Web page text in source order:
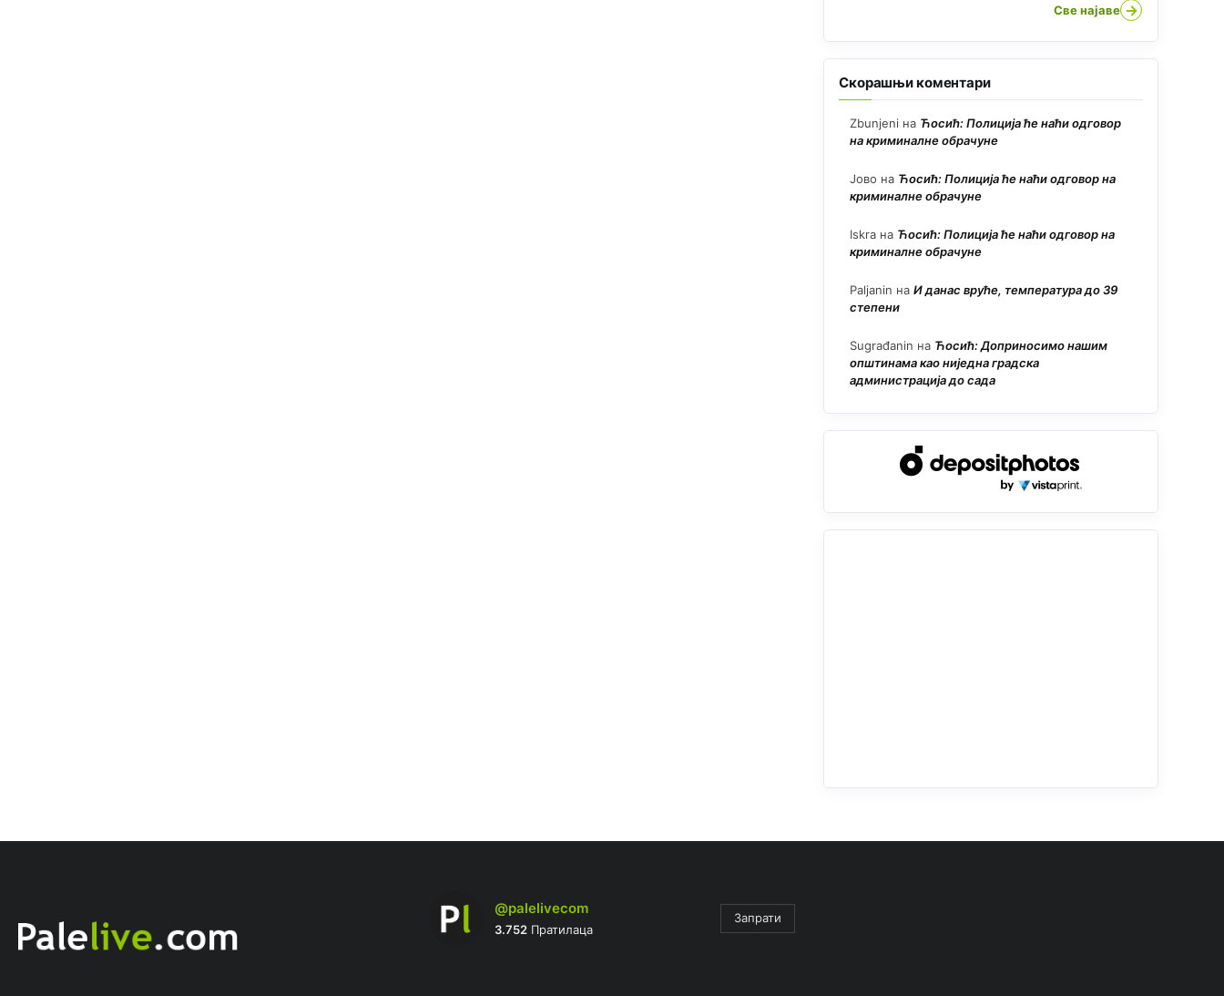
Све најаве →
Скорашњи коментари
Zbunjeni на Ћосић: Полиција ће наћи одговор
на криминалне обрачуне
Јово на Ћосић: Полиција ће наћи одговор на
криминалне обрачуне
Iskra на Ћосић: Полиција ће наћи одговор на
криминалне обрачуне
Paljanin на И данас вруће, температура до 39
степени
Sugrađanin на Ћосић: Доприносимо нашим
општинама као ниједна градска
администрација до сада
@palelivecom
3.752Пратилаца
Запрати